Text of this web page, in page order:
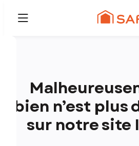
bien n’est plus
sur notre site